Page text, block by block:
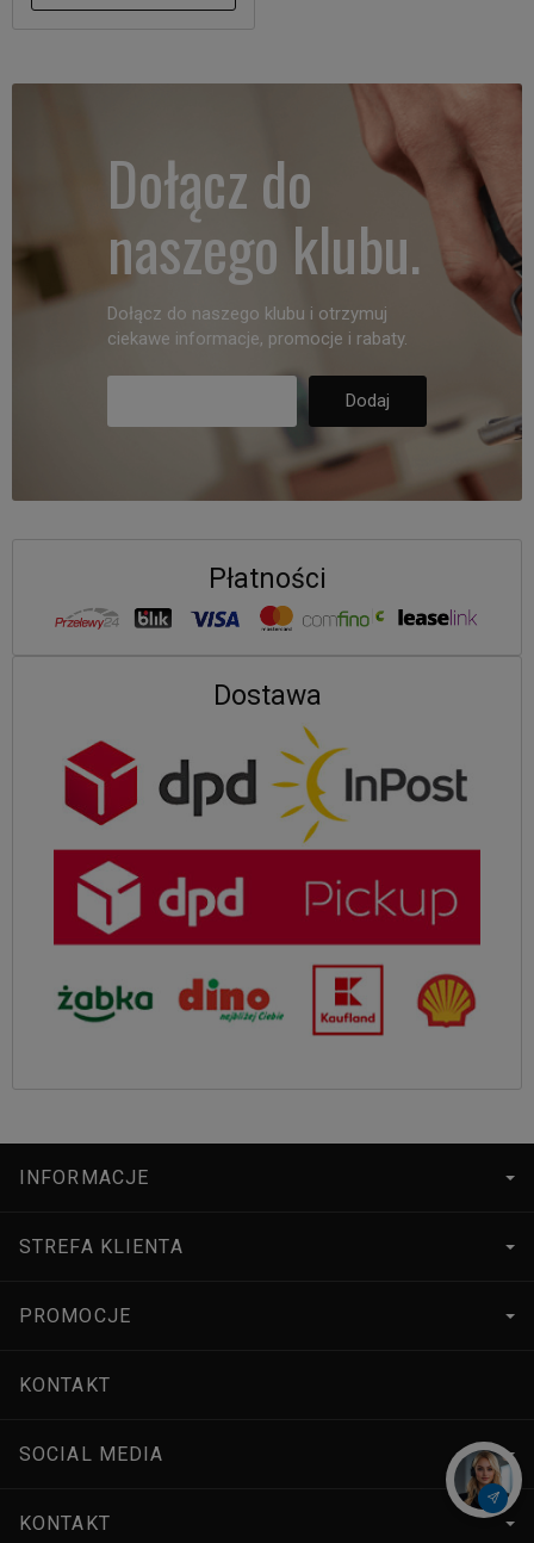
Dołącz do
naszego klubu.
Dołącz do naszego klubu i otrzymuj
ciekawe informacje, promocje i rabaty.
Płatności
Dostawa
INFORMACJE
STREFA KLIENTA
PROMOCJE
KONTAKT
SOCIAL MEDIA
KONTAKT